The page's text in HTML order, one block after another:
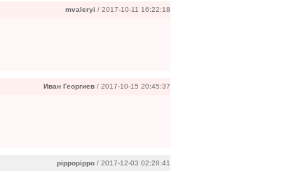
mvaleryi / 2017-10-11 16:22:18
Иван Георгиев / 2017-10-15 20:45:37
pippopippo / 2017-12-03 02:28:41